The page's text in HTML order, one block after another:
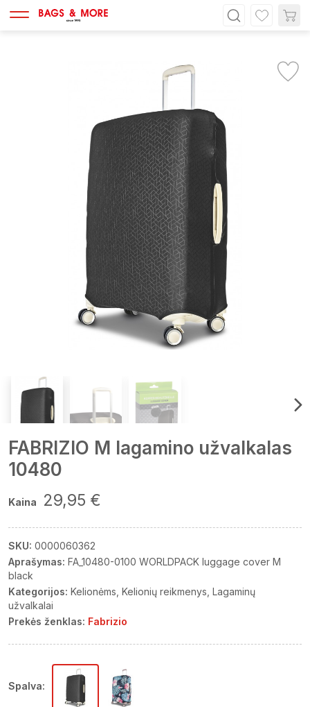
FABRIZIO M lagamino užvalkalas
10480
Kaina 29,95 €
SKU: 0000060362
Aprašymas: FA_10480-0100 WORLDPACK luggage cover M
black
Kategorijos: Kelionėms Kelionių reikmenys Lagaminų
užvalkalai
Prekės ženklas: Fabrizio
Spalva: